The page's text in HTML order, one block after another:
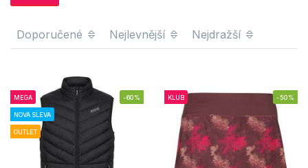
Doporučené Nejlevnější Nejdražší
MEGA
NOVÁ SLEVA
OUTLET
-60% KLUB -50%